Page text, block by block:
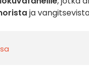
ja